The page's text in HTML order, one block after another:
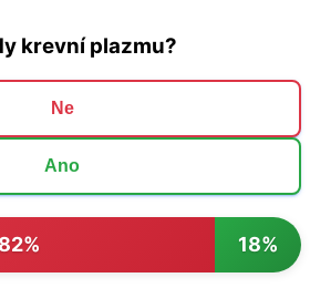
krevní plazmu?
Ne
Ano
82% 18%